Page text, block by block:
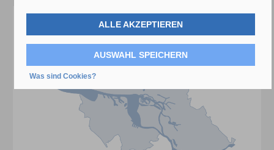
ALLE AKZEPTIEREN
AUSWAHL SPEICHERN
Was sind Cookies?